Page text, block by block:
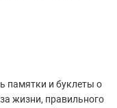
памятки и буклеты о
жизни, правильного